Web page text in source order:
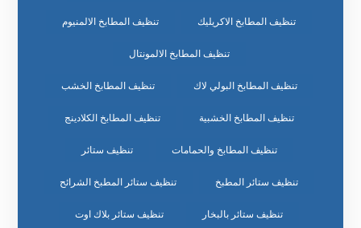
تنظيف المطابخ الاكريليك تنظيف المطابخ الالمنيوم
تنظيف المطابخ الالمونتال
تنظيف المطابخ البولي لاك تنظيف المطابخ الخشب
تنظيف المطابخ الخشبية تنظيف المطابخ الكلادينج
تنظيف المطابخ والحمامات تنظيف ستائر
تنظيف ستائر المطبخ تنظيف ستائر المطبخ الشرائح
تنظيف ستائر بالبخار تنظيف ستائر بلاك اوت